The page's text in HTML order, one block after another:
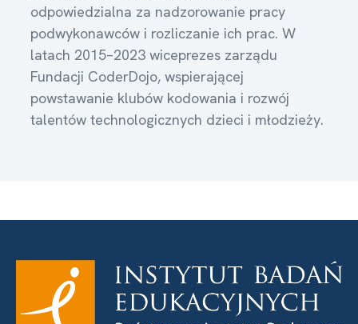
odpowiedzialna za nadzorowanie pracy
podwykonawców i rozliczanie ich prac. W
latach 2015–2023 wiceprezes zarządu
Fundacji CoderDojo, wspierającej
powstawanie klubów kodowania i rozwój
talentów technologicznych dzieci i młodzieży.